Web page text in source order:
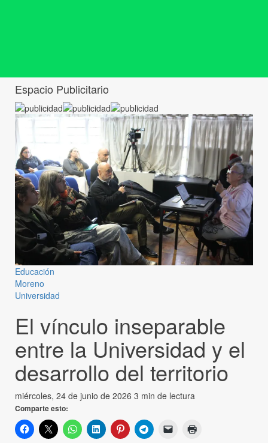
Espacio Publicitario
Educación
Moreno
Universidad
El vínculo inseparable
entre la Universidad y el
desarrollo del territorio
miércoles, 24 de junio de 2026 3 min de lectura
Comparte esto: